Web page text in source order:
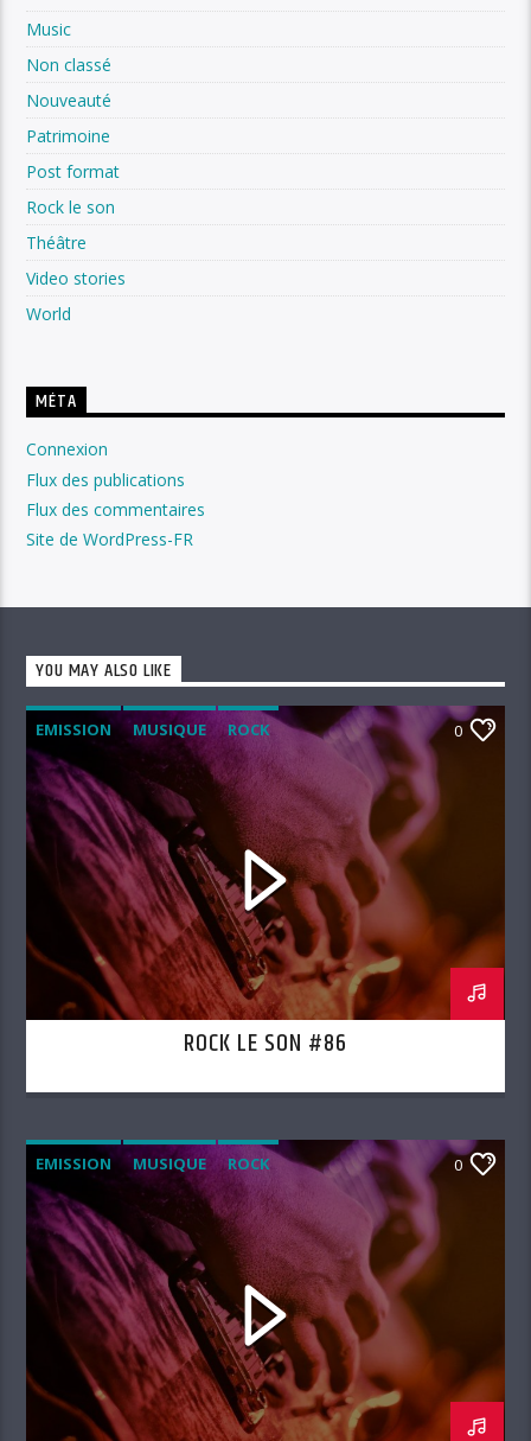
Music
Non classé
Nouveauté
Patrimoine
Post format
Rock le son
Théâtre
Video stories
World
MÉTA
Connexion
Flux des publications
Flux des commentaires
Site de WordPress-FR
YOU MAY ALSO LIKE
EMISSION MUSIQUE
ROCK
ROCK LE SON
0
ROCK LE SON #86
EMISSION MUSIQUE
ROCK
ROCK LE SON
0